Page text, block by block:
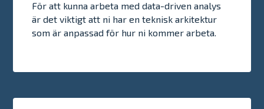
För att kunna arbeta med data-driven analys
är det viktigt att ni har en teknisk arkitektur
som är anpassad för hur ni kommer arbeta.